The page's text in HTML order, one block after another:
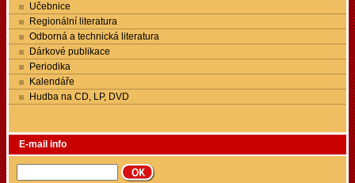
Učebnice
Regionální literatura
Odborná a technická literatura
Dárkové publikace
Periodika
Kalendáře
Hudba na CD, LP, DVD
E-mail info